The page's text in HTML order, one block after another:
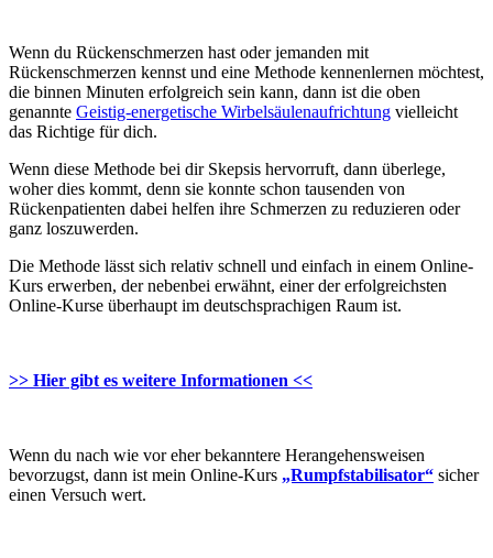
Wenn du Rückenschmerzen hast oder jemanden mit
Rückenschmerzen kennst und eine Methode kennenlernen möchtest,
die binnen Minuten erfolgreich sein kann, dann ist die oben
genannte Geistig-energetische Wirbelsäulenaufrichtung vielleicht
das Richtige für dich.
Wenn diese Methode bei dir Skepsis hervorruft, dann überlege,
woher dies kommt, denn sie konnte schon tausenden von
Rückenpatienten dabei helfen ihre Schmerzen zu reduzieren oder
ganz loszuwerden.
Die Methode lässt sich relativ schnell und einfach in einem Online-
Kurs erwerben, der nebenbei erwähnt, einer der erfolgreichsten
Online-Kurse überhaupt im deutschsprachigen Raum ist.
>> Hier gibt es weitere Informationen <<
Wenn du nach wie vor eher bekanntere Herangehensweisen
bevorzugst, dann ist mein Online-Kurs „Rumpfstabilisator“ sicher
einen Versuch wert.